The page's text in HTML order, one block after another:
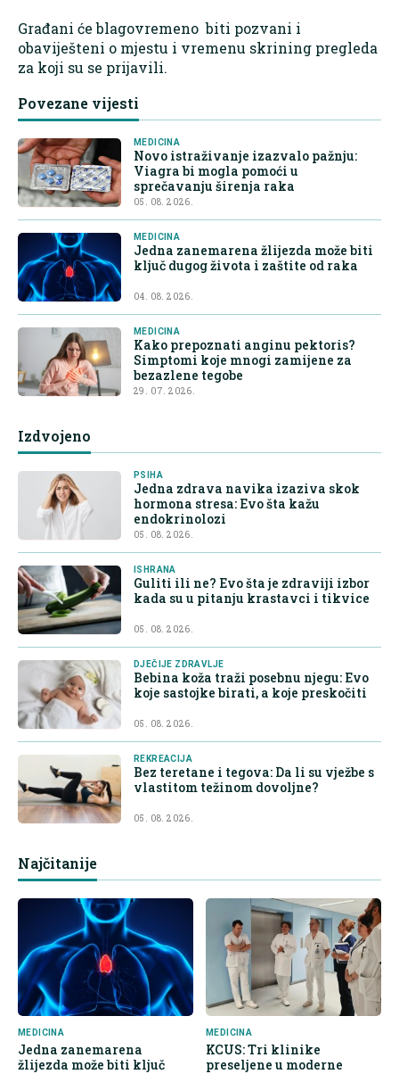
Građani će blagovremeno biti pozvani i
obaviješteni o mjestu i vremenu skrining pregleda
za koji su se prijavili.
Povezane vijesti
MEDICINA
Novo istraživanje izazvalo pažnju:
Viagra bi mogla pomoći u
sprečavanju širenja raka
05. 08. 2026.
MEDICINA
Jedna zanemarena žlijezda može biti
ključ dugog života i zaštite od raka
04. 08. 2026.
MEDICINA
Kako prepoznati anginu pektoris?
Simptomi koje mnogi zamijene za
bezazlene tegobe
29. 07. 2026.
Izdvojeno
PSIHA
Jedna zdrava navika izaziva skok
hormona stresa: Evo šta kažu
endokrinolozi
05. 08. 2026.
ISHRANA
Guliti ili ne? Evo šta je zdraviji izbor
kada su u pitanju krastavci i tikvice
05. 08. 2026.
DJEČIJE ZDRAVLJE
Bebina koža traži posebnu njegu: Evo
koje sastojke birati, a koje preskočiti
05. 08. 2026.
REKREACIJA
Bez teretane i tegova: Da li su vježbe s
vlastitom težinom dovoljne?
05. 08. 2026.
Najčitanije
MEDICINA
Jedna zanemarena
žlijezda može biti ključ
MEDICINA
KCUS: Tri klinike
preseljene u moderne